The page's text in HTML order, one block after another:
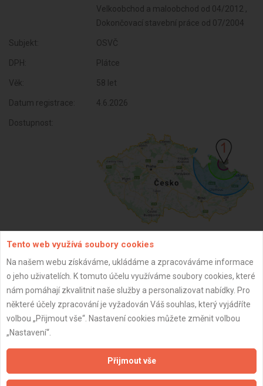
Velkoobchod a maloobchod od 04/2012 ,
Dokončovací stavební práce od 07/2004
Subjekt: OSVČ
DPH: Plátce
Věk: 58 let
Datum registrace: 4.6.2026
Dostupnost:
ZPĚT
Aktualizováno z portálu ARES dne 04.06.2026 08:48:47
Důležité informace
Tento web využívá soubory cookies
Na našem webu získáváme, ukládáme a zpracováváme informace
o jeho uživatelích. K tomuto účelu využíváme soubory cookies, které
nám pomáhají zkvalitnit naše služby a personalizovat nabídky. Pro
některé účely zpracování je vyžadován Váš souhlas, který vyjádříte
volbou „Přijmout vše“. Nastavení cookies můžete změnit volbou
„Nastavení“.
Přijmout vše